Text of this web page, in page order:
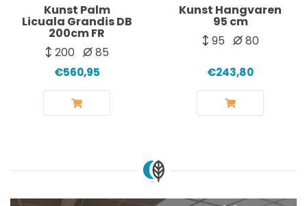
Kunst Palm
Licuala Grandis DB
200cm FR
200
85
€560,95
Kunst Hangvaren
95 cm
95
80
€243,80